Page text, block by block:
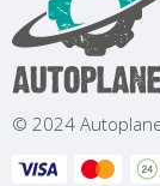
© 2024